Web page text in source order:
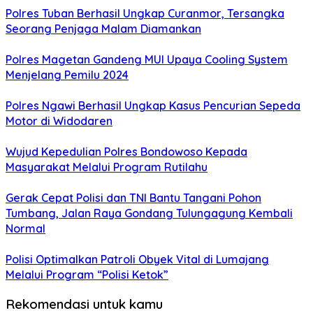
Polres Tuban Berhasil Ungkap Curanmor, Tersangka
Seorang Penjaga Malam Diamankan
Polres Magetan Gandeng MUI Upaya Cooling System
Menjelang Pemilu 2024
Polres Ngawi Berhasil Ungkap Kasus Pencurian Sepeda
Motor di Widodaren
Wujud Kepedulian Polres Bondowoso Kepada
Masyarakat Melalui Program Rutilahu
Gerak Cepat Polisi dan TNI Bantu Tangani Pohon
Tumbang, Jalan Raya Gondang Tulungagung Kembali
Normal
Polisi Optimalkan Patroli Obyek Vital di Lumajang
Melalui Program “Polisi Ketok”
Rekomendasi untuk kamu